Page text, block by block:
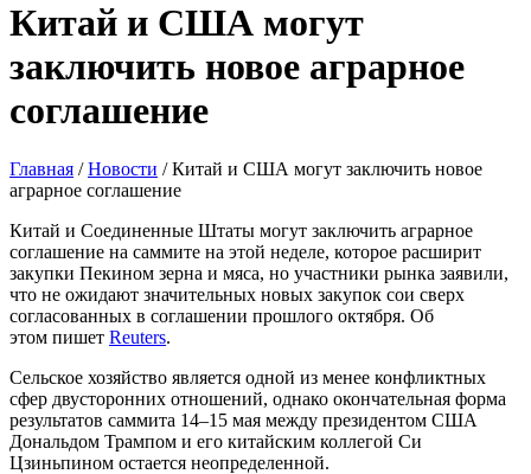
Китай и США могут
заключить новое аграрное
соглашение
Главная /Новости /Китай и США могут заключить новое
аграрное соглашение
Китай и Соединенные Штаты могут заключить аграрное
соглашение на саммите на этой неделе, которое расширит
закупки Пекином зерна и мяса, но участники рынка заявили,
что не ожидают значительных новых закупок сои сверх
согласованных в соглашении прошлого октября. Об
этом пишет Reuters.
Сельское хозяйство является одной из менее конфликтных
сфер двусторонних отношений, однако окончательная форма
результатов саммита 14–15 мая между президентом США
Дональдом Трампом и его китайским коллегой Си
Цзиньпином остается неопределенной.